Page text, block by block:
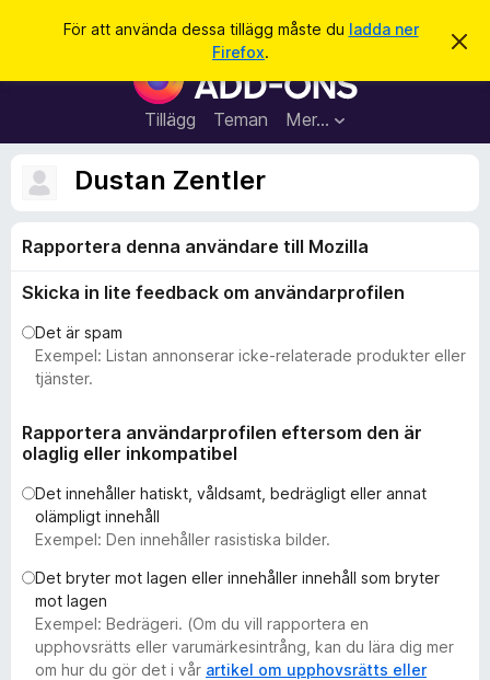
För att använda dessa tillägg måste du ladda ner
Firefox.
A
d
n
W
e
b
b
ä
a
t
l
g
r
i
r
e
f
Tillägg Teman Mer…
Logga in
k
Dustan Zentler
Rapportera denna användare till Mozilla
Skicka in lite feedback om användarprofilen
Det är spam
Exempel: Listan annonserar icke-relaterade produkter eller
tjänster.
Rapportera användarprofilen eftersom den är
olaglig eller inkompatibel
Det innehåller hatiskt, våldsamt, bedrägligt eller annat
olämpligt innehåll
Exempel: Den innehåller rasistiska bilder.
Det bryter mot lagen eller innehåller innehåll som bryter
mot lagen
Exempel: Bedrägeri. (Om du vill rapportera en
upphovsrätts eller varumärkesintrång, kan du lära dig mer
om hur du gör det i vår artikel om upphovsrätts eller